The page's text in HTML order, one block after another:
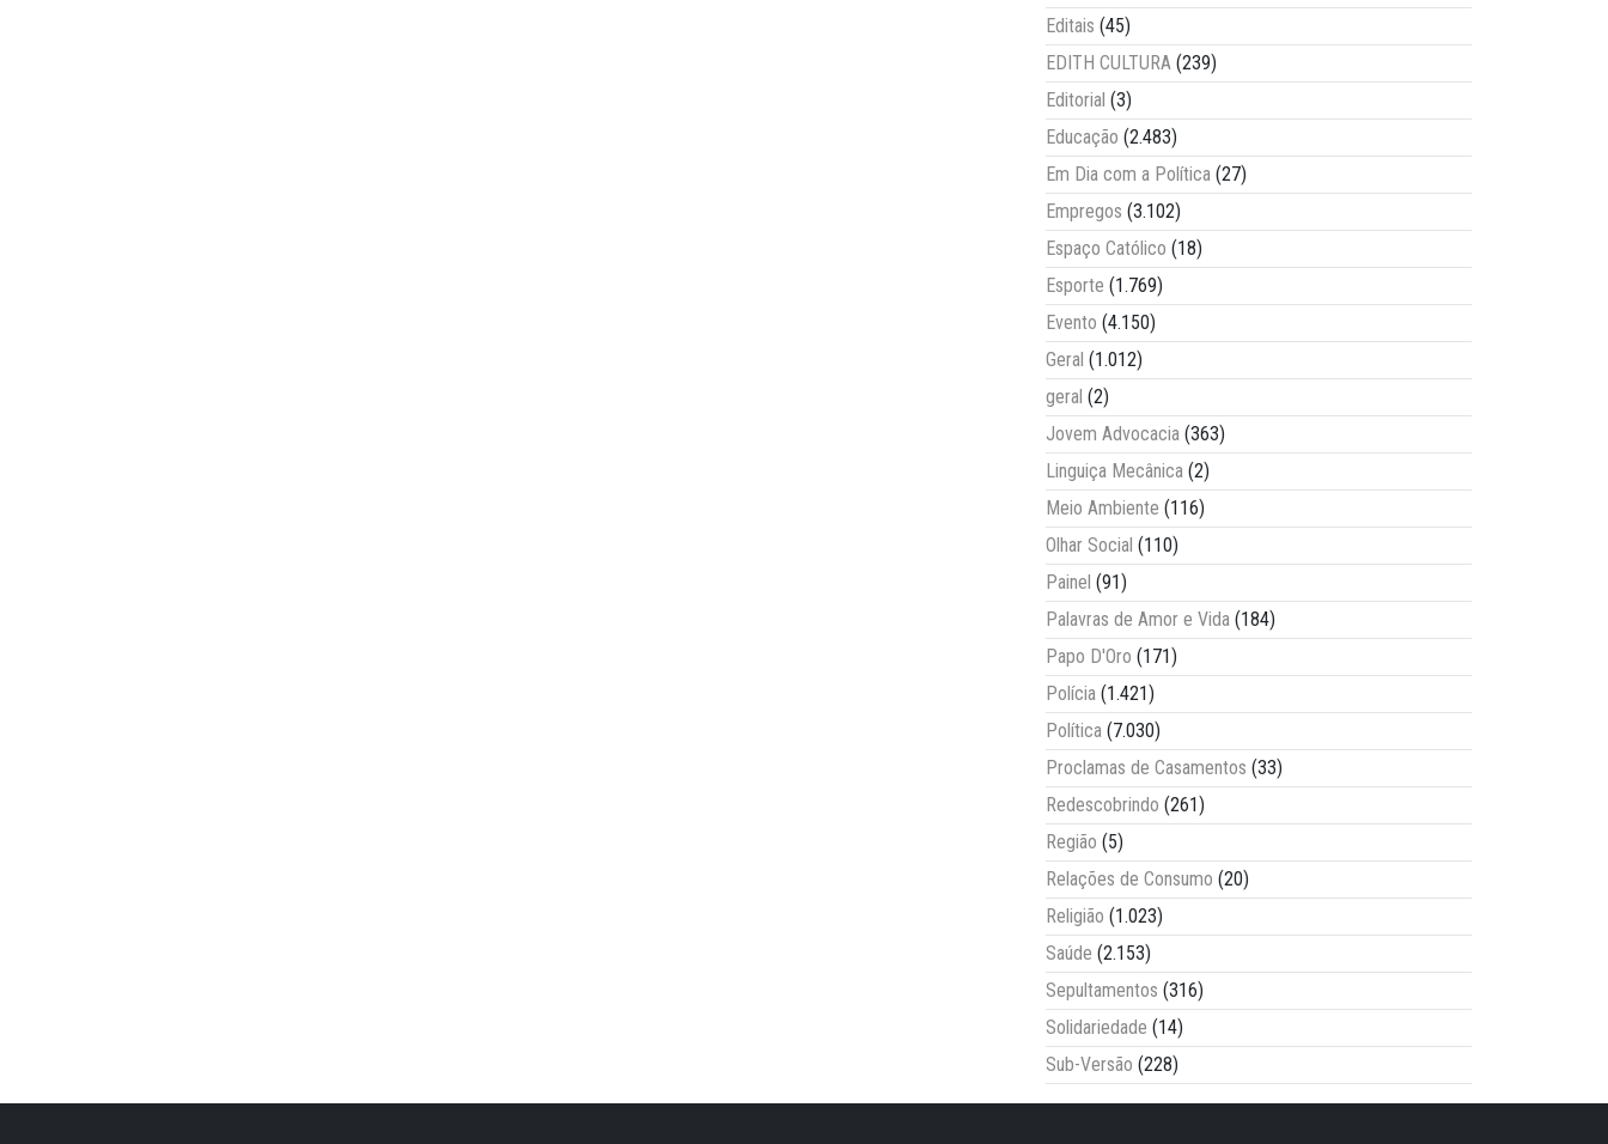
Editais (45)
EDITH CULTURA (239)
Editorial (3)
Educação (2.483)
Em Dia com a Política (27)
Empregos (3.102)
Espaço Católico (18)
Esporte (1.769)
Evento (4.150)
Geral (1.012)
geral (2)
Jovem Advocacia (363)
Linguiça Mecânica (2)
Meio Ambiente (116)
Olhar Social (110)
Painel (91)
Palavras de Amor e Vida (184)
Papo D'Oro (171)
Polícia (1.421)
Política (7.030)
Proclamas de Casamentos (33)
Redescobrindo (261)
Região (5)
Relações de Consumo (20)
Religião (1.023)
Saúde (2.153)
Sepultamentos (316)
Solidariedade (14)
Sub-Versão (228)